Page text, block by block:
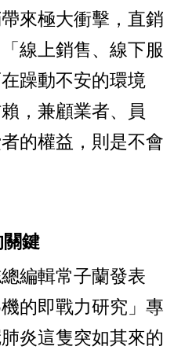
來極大衝擊，直銷
線上銷售、線下服
躁動不安的環境
，兼顧業者、員
的權益，則是不會
鍵
編輯常子蘭發表
的即戰力研究」專
炎這隻突如其來的